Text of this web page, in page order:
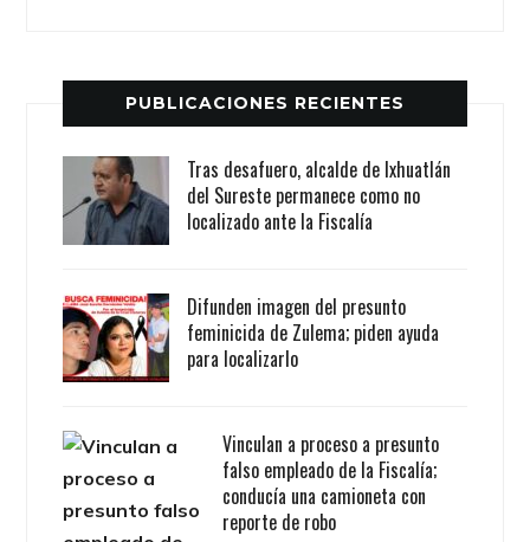
PUBLICACIONES RECIENTES
Tras desafuero, alcalde de Ixhuatlán
del Sureste permanece como no
localizado ante la Fiscalía
Difunden imagen del presunto
feminicida de Zulema; piden ayuda
para localizarlo
Vinculan a proceso a presunto
falso empleado de la Fiscalía;
conducía una camioneta con
reporte de robo